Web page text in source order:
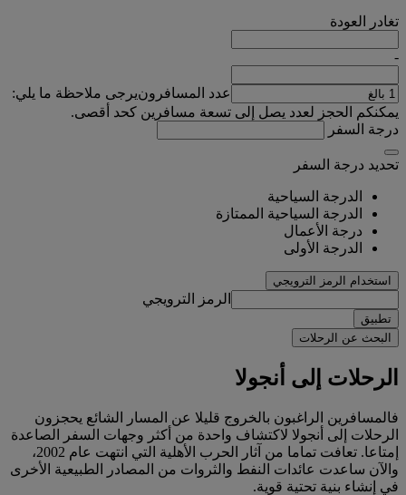
تغادر العودة
-
عدد المسافرونيرجى ملاحظة ما يلي:
يمكنكم الحجز لعدد يصل إلى تسعة مسافرين كحد أقصى.
درجة السفر
تحديد درجة السفر
الدرجة السياحية
الدرجة السياحية الممتازة
درجة الأعمال
الدرجة الأولى
استخدام الرمز الترويجي
الرمز الترويجي
تطبيق
البحث عن الرحلات
الرحلات إلى أنجولا
فالمسافرين الراغبون بالخروج قليلا عن المسار الشائع يحجزون
الرحلات إلى أنجولا لاكتشاف واحدة من أكثر وجهات السفر الصاعدة
إمتاعا. تعافت تماما من آثار الحرب الأهلية التي انتهت عام 2002،
والآن ساعدت عائدات النفط والثروات من المصادر الطبيعية الأخرى
في إنشاء بنية تحتية قوية.